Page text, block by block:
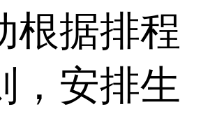
根据排程
，安排生